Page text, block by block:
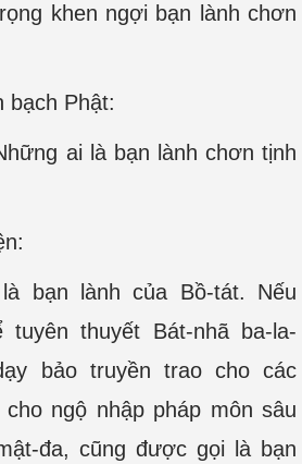
khen ngợi bạn lành chơn
bạch Phật:
ai là bạn lành chơn tịnh
bạn lành của Bồ-tát. Nếu
thuyết Bát-nhã ba-la-
bảo truyền trao cho các
ngộ nhập pháp môn sâu
đa, cũng được gọi là bạn